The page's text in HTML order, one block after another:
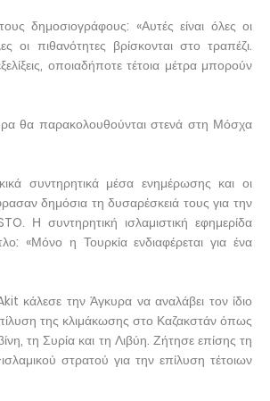
δημοσιογράφους: «Αυτές είναι όλες οι
οι πιθανότητες βρίσκονται στο τραπέζι.
οποιαδήποτε τέτοια μέτρα μπορούν
θα παρακολουθούνται στενά στη Μόσχα
συντηρητικά μέσα ενημέρωσης και οι
δημόσια τη δυσαρέσκειά τους για την
Η συντηρητική ισλαμιστική εφημερίδα
«Μόνο η Τουρκία ενδιαφέρεται για ένα
κάλεσε την Άγκυρα να αναλάβει τον ίδιο
της κλιμάκωσης στο Καζακστάν όπως
τη Συρία και τη Λιβύη. Ζήτησε επίσης τη
στρατού για την επίλυση τέτοιων